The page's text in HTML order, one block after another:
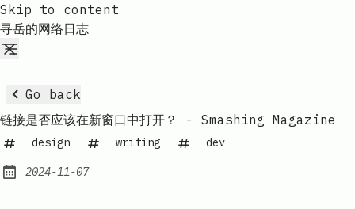
Skip to content
寻岳的网络日志
Go back
链接是否应该在新窗口中打开？ - Smashing Magazine
design writing dev
Published:
2024-11-07